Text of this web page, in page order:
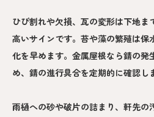
ひび割れや欠損、瓦の変形は下地ま
高いサインです。苔や藻の繁殖は保
化を早めます。金属屋根なら錆の発
め、錆の進行具合を定期的に確認し
雨樋への砂や破片の詰まり、軒先の